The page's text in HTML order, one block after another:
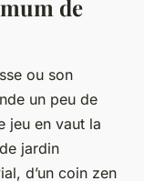
de
ou son
un peu de
jeu en vaut la
jardin
d’un coin zen